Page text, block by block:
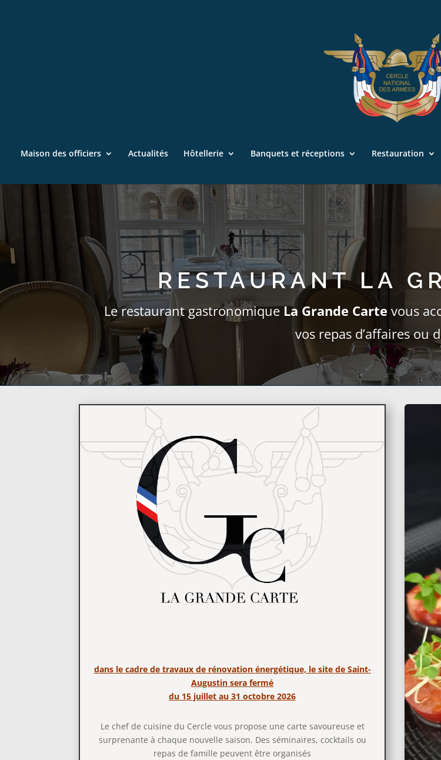
Maison des officiers Actualités Hôtellerie Banquets et réceptions Restauration
RESTAURANT LA
Le restaurant gastronomiqueLa Grande Carte vous
vos repas d’affaires ou
dans le cadre de travaux de rénovation énergétique, le site de Saint-
Augustin sera fermé
du 15 juillet au 31 octobre 2026
Le chef de cuisine du Cercle vous propose une carte savoureuse et
surprenante à chaque nouvelle saison. Des séminaires, cocktails ou
repas de famille peuvent être organisés